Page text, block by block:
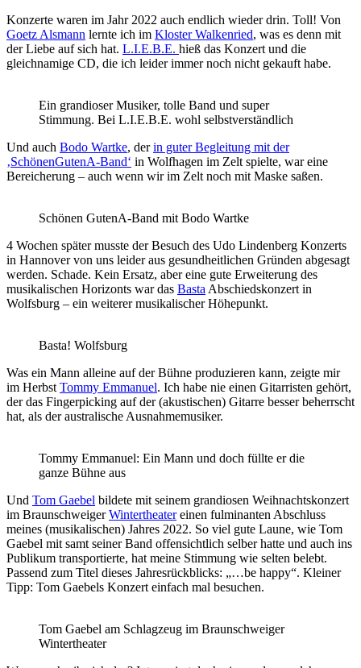
Konzerte waren im Jahr 2022 auch endlich wieder drin. Toll! Von
Goetz Alsmann lernte ich im Kloster Walkenried, was es denn mit
der Liebe auf sich hat. L.I.E.B.E. hieß das Konzert und die
gleichnamige CD, die ich leider immer noch nicht gekauft habe.
Ein grandioser Musiker, tolle Band und super
Stimmung. Bei L.I.E.B.E. wohl selbstverständlich
Und auch Bodo Wartke, derin guter Begleitung mit der
‚SchönenGutenA-Band‘ in Wolfhagen im Zelt spielte, war eine
Bereicherung – auch wenn wir im Zelt noch mit Maske saßen.
Schönen GutenA-Band mit Bodo Wartke
4 Wochen später musste der Besuch des Udo Lindenberg Konzerts
in Hannover von uns leider aus gesundheitlichen Gründen abgesagt
werden. Schade. Kein Ersatz, aber eine gute Erweiterung des
musikalischen Horizonts war das Basta Abschiedskonzert in
Wolfsburg – ein weiterer musikalischer Höhepunkt.
Basta! Wolfsburg
Was ein Mann alleine auf der Bühne produzieren kann, zeigte mir
im Herbst Tommy Emmanuel. Ich habe nie einen Gitarristen gehört,
der das Fingerpicking auf der (akustischen) Gitarre besser beherrscht
hat, als der australische Ausnahmemusiker.
Tommy Emmanuel: Ein Mann und doch füllte er die
ganze Bühne aus
Und Tom Gaebel bildete mit seinem grandiosen Weihnachtskonzert
im BraunschweigerWintertheatereinen fulminanten Abschluss
meines (musikalischen) Jahres 2022. So viel gute Laune, wie Tom
Gaebel mit samt seiner Band offensichtlich selber hatte und auch ins
Publikum transportierte, hat meine Stimmung wie selten belebt.
Passend zum Titel dieses Jahresrückblicks: „…be happy“. Kleiner
Tipp: Tom Gaebels Konzert einfach mal besuchen.
Tom Gaebel am Schlagzeug im Braunschweiger
Wintertheater